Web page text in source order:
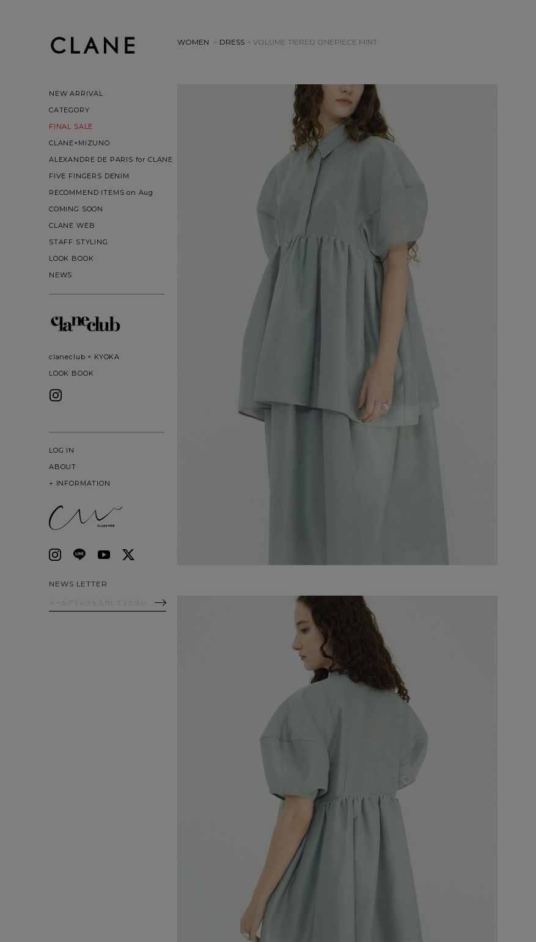
NEW ARRIVAL
CATEGORY
FINAL SALE
CLANE×MIZUNO
ALEXANDRE DE PARIS for CLANE
FIVE FINGERS DENIM
RECOMMEND ITEMS on Aug
COMING SOON
CLANE WEB
STAFF STYLING
LOOK BOOK
NEWS
claneclub × KYOKA
LOOK BOOK
LOG IN
ABOUT
+ INFORMATION
NEWS LETTER
WOMEN > DRESS > VOLUME TIERED ONEPIECE MINT